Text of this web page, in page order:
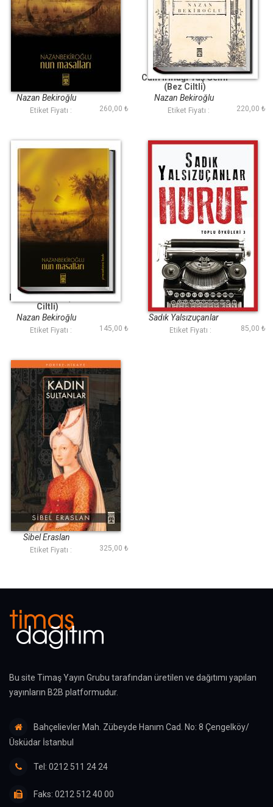
Nun Masalları
Nazan Bekiroğlu
Etiket Fiyatı : 260,00 ₺
Cam Irmağı Taş Gemi
(Bez Ciltli)
Nazan Bekiroğlu
Etiket Fiyatı : 220,00 ₺
Nun Masalları (Bez
Ciltli)
Nazan Bekiroğlu
Etiket Fiyatı : 145,00 ₺
Huruf
Sadık Yalsızuçanlar
Etiket Fiyatı : 85,00 ₺
Kadın Sultanlar
Sibel Eraslan
Etiket Fiyatı : 325,00 ₺
Bu site Timaş Yayın Grubu tarafından üretilen ve dağıtımı yapılan
yayınların B2B platformudur.
Bahçelievler Mah. Zübeyde Hanım Cad. No: 8 Çengelköy/
Üsküdar İstanbul
Tel: 0212 511 24 24
Faks: 0212 512 40 00